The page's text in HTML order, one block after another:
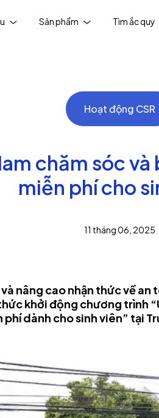
Sản phẩm Tìm ắc quy
Hoạt động CSR
chăm sóc
miễn phí cho
11 tháng 06, 2025
nâng cao nhận thức về
khởi động chương trình
dành cho sinh viên” tại